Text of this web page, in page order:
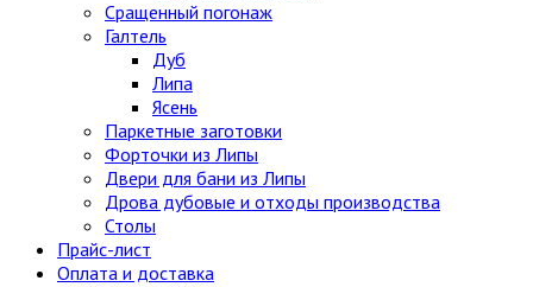
Сращенный погонаж
Галтель
Дуб
Липа
Ясень
Паркетные заготовки
Форточки из Липы
Двери для бани из Липы
Дрова дубовые и отходы производства
Столы
Прайс-лист
Оплата и доставка